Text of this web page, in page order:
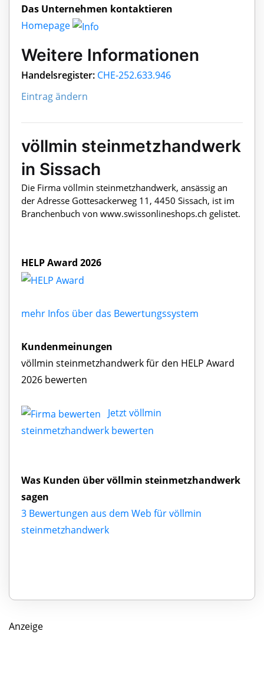
Das Unternehmen kontaktieren
Homepage
Weitere Informationen
Handelsregister: CHE-252.633.946
Eintrag ändern
völlmin steinmetzhandwerk
in Sissach
Die Firma völlmin steinmetzhandwerk, ansässig an
der Adresse Gottesackerweg 11, 4450 Sissach, ist im
Branchenbuch von www.swissonlineshops.ch gelistet.
HELP Award 2026
mehr Infos über das Bewertungssystem
Kundenmeinungen
völlmin steinmetzhandwerk für den HELP Award
2026 bewerten
Jetzt völlmin
steinmetzhandwerk bewerten
Was Kunden über völlmin steinmetzhandwerk
sagen
3 Bewertungen aus dem Web für völlmin
steinmetzhandwerk
Anzeige